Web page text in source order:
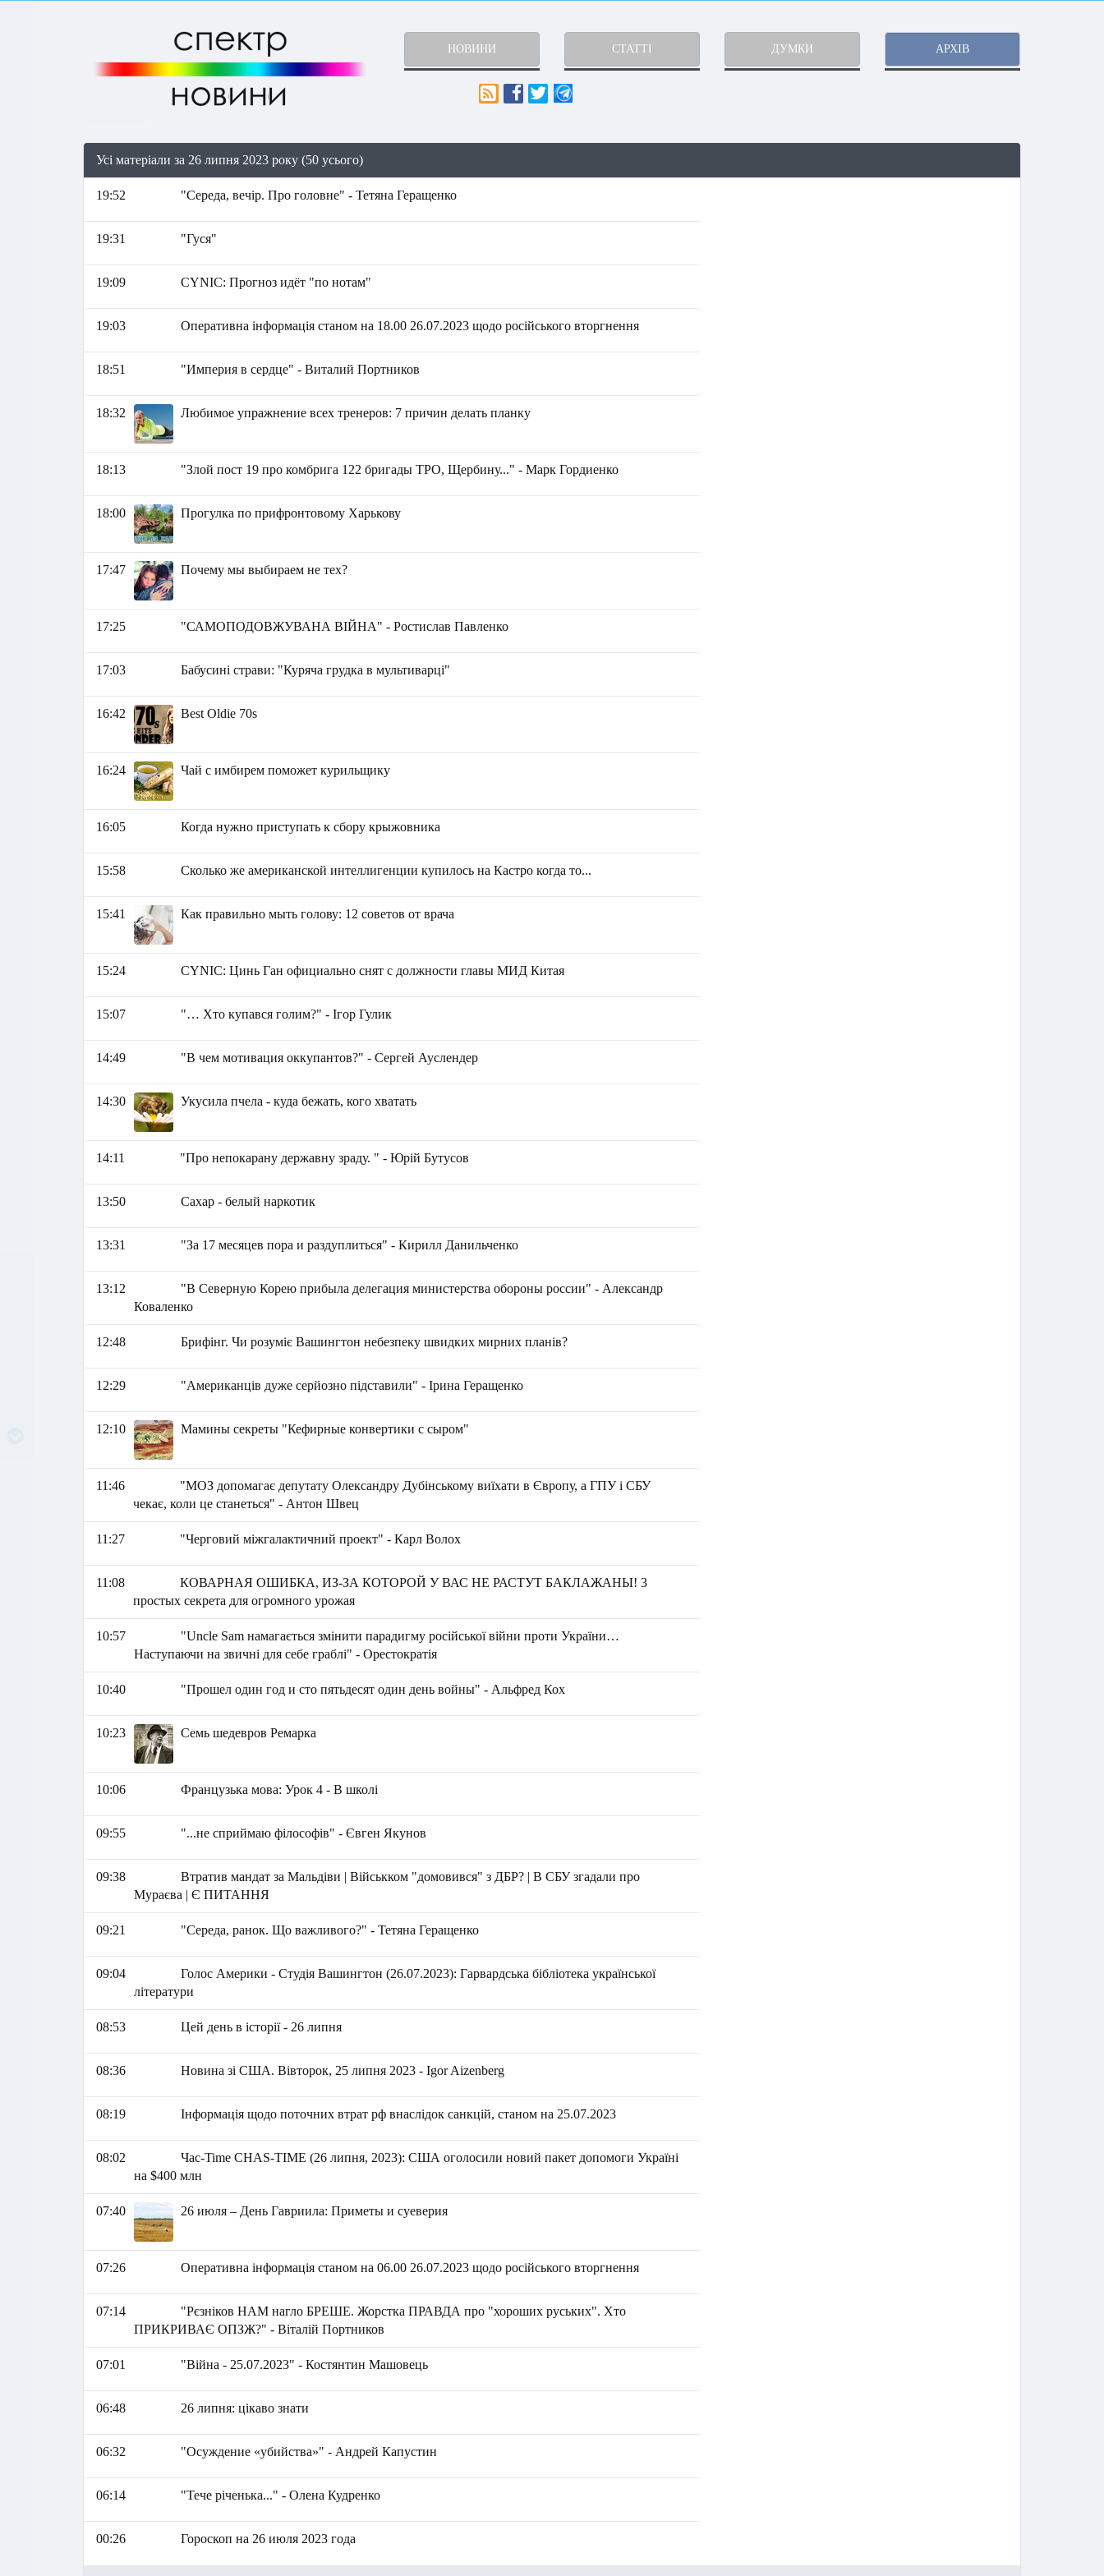
НОВИНИ СТАТТІ ДУМКИ АРХІВ
Усі матеріали за 26 липня 2023 року (50 усього)
19:52 "Середа, вечір. Про головне" - Тетяна Геращенко
19:31 "Гуся"
19:09 СYNIC: Прогноз идёт "по нотам"
19:03 Оперативна інформація станом на 18.00 26.07.2023 щодо російського вторгнення
18:51 "Империя в сердце" - Виталий Портников
18:32 Любимое упражнение всех тренеров: 7 причин делать планку
18:13 "Злой пост 19 про комбрига 122 бригады ТРО, Щербину..." - Марк Гордиенко
18:00 Прогулка по прифронтовому Харькову
17:47 Почему мы выбираем не тех?
17:25 "САМОПОДОВЖУВАНА ВІЙНА" - Ростислав Павленко
17:03 Бабусині страви: "Куряча грудка в мультиварці"
16:42 Best Oldie 70s
16:24 Чай с имбирем поможет курильщику
16:05 Когда нужно приступать к сбору крыжовника
15:58 Сколько же американской интеллигенции купилось на Кастро когда то...
15:41 Как правильно мыть голову: 12 советов от врача
15:24 СYNIC: Цинь Ган официально снят с должности главы МИД Китая
15:07 "… Хто купався голим?" - Ігор Гулик
14:49 "В чем мотивация оккупантов?" - Сергей Ауслендер
14:30 Укусила пчела - куда бежать, кого хватать
14:11 "Про непокарану державну зраду. " - Юрій Бутусов
13:50 Сахар - белый наркотик
13:31 "За 17 месяцев пора и раздуплиться" - Кирилл Данильченко
13:12
"В Северную Корею прибыла делегация министерства обороны россии" - Александр
Коваленко
12:48 Брифінг. Чи розуміє Вашингтон небезпеку швидких мирних планів?
12:29 "Американців дуже серйозно підставили" - Ірина Геращенко
12:10 Мамины секреты "Кефирные конвертики с сыром"
11:46
"МОЗ допомагає депутату Олександру Дубінському виїхати в Європу, а ГПУ і СБУ
чекає, коли це станеться" - Антон Швец
11:27 "Черговий міжгалактичний проект" - Карл Волох
11:08
КОВАРНАЯ ОШИБКА, ИЗ-ЗА КОТОРОЙ У ВАС НЕ РАСТУТ БАКЛАЖАНЫ! 3
простых секрета для огромного урожая
10:57
"Uncle Sam намагається змінити парадигму російської війни проти України…
Наступаючи на звичні для себе граблі" - Орестократія
10:40 "Прошел один год и сто пятьдесят один день войны" - Альфред Кох
10:23 Семь шедевров Ремарка
10:06 Французька мова: Урок 4 - В школі
09:55 "...не сприймаю філософів" - Євген Якунов
09:38
Втратив мандат за Мальдіви | Військком "домовився" з ДБР? | В СБУ згадали про
Мураєва | Є ПИТАННЯ
09:21 "Середа, ранок. Що важливого?" - Тетяна Геращенко
09:04
Голос Америки - Студія Вашингтон (26.07.2023): Гарвардська бібліотека української
літератури
08:53 Цей день в історії - 26 липня
08:36 Новина зі США. Вівторок, 25 липня 2023 - Igor Aizenberg
08:19 Інформація щодо поточних втрат рф внаслідок санкцій, станом на 25.07.2023
08:02
Час-Time CHAS-TIME (26 липня, 2023): США оголосили новий пакет допомоги Україні
на $400 млн
07:40 26 июля – День Гавриила: Приметы и суеверия
07:26 Оперативна інформація станом на 06.00 26.07.2023 щодо російського вторгнення
07:14
"Рєзніков НАМ нагло БРЕШЕ. Жорстка ПРАВДА про "хороших руських". Хто
ПРИКРИВАЄ ОПЗЖ?" - Віталій Портников
07:01 "Війна - 25.07.2023" - Костянтин Машовець
06:48 26 липня: цікаво знати
06:32 "Осуждение «убийства»" - Андрей Капустин
06:14 "Тече річенька..." - Олена Кудренко
00:26 Гороскоп на 26 июля 2023 года